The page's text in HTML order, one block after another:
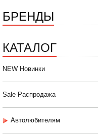
БРЕНДЫ
КАТАЛОГ
NEW Новинки
Sale Распродажа
Автолюбителям